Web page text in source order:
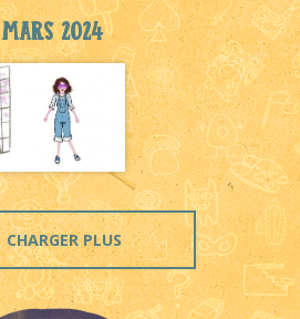
Mars 2024
CHARGER PLUS